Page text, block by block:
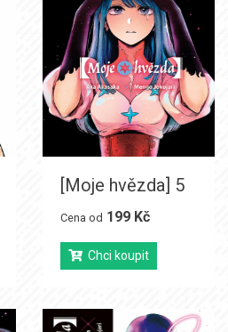
[Moje hvězda] 5
Cena od 199 Kč
Chci koupit